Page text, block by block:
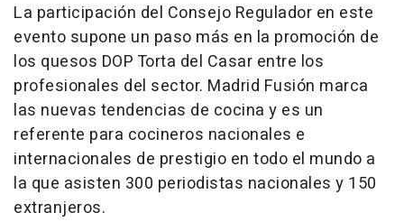
La participación del Consejo Regulador en este
evento supone un paso más en la promoción de
los quesos DOP Torta del Casar entre los
profesionales del sector. Madrid Fusión marca
las nuevas tendencias de cocina y es un
referente para cocineros nacionales e
internacionales de prestigio en todo el mundo a
la que asisten 300 periodistas nacionales y 150
extranjeros.